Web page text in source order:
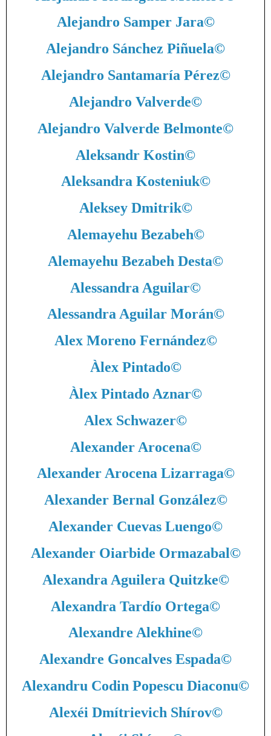
Alejandro Samper Jara©
Alejandro Sánchez Piñuela©
Alejandro Santamaría Pérez©
Alejandro Valverde©
Alejandro Valverde Belmonte©
Aleksandr Kostin©
Aleksandra Kosteniuk©
Aleksey Dmitrik©
Alemayehu Bezabeh©
Alemayehu Bezabeh Desta©
Alessandra Aguilar©
Alessandra Aguilar Morán©
Alex Moreno Fernández©
Àlex Pintado©
Àlex Pintado Aznar©
Alex Schwazer©
Alexander Arocena©
Alexander Arocena Lizarraga©
Alexander Bernal González©
Alexander Cuevas Luengo©
Alexander Oiarbide Ormazabal©
Alexandra Aguilera Quitzke©
Alexandra Tardío Ortega©
Alexandre Alekhine©
Alexandre Goncalves Espada©
Alexandru Codin Popescu Diaconu©
Alexéi Dmítrievich Shírov©